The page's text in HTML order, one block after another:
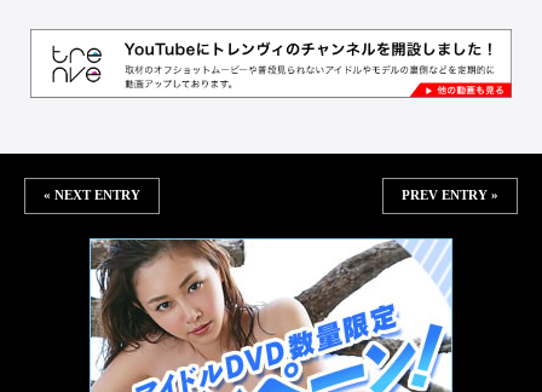
« NEXT ENTRY PREV ENTRY »